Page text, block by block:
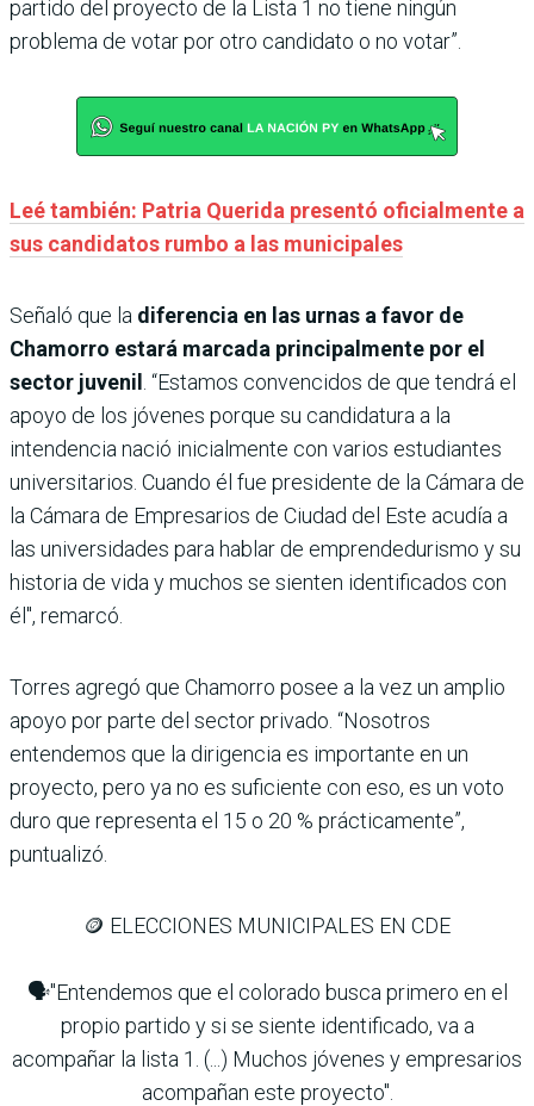
partido del proyecto de la Lista 1 no tiene ningún
problema de votar por otro candidato o no votar”.
Leé también: Patria Querida presentó oficialmente a
sus candidatos rumbo a las municipales
Señaló que la diferencia en las urnas a favor de
Chamorro estará marcada principalmente por el
sector juvenil . “Estamos convencidos de que tendrá el
apoyo de los jóvenes porque su candidatura a la
intendencia nació inicialmente con varios estudiantes
universitarios. Cuando él fue presidente de la Cámara de
la Cámara de Empresarios de Ciudad del Este acudía a
las universidades para hablar de emprendedurismo y su
historia de vida y muchos se sienten identificados con
él", remarcó.
Torres agregó que Chamorro posee a la vez un amplio
apoyo por parte del sector privado. “Nosotros
entendemos que la dirigencia es importante en un
proyecto, pero ya no es suficiente con eso, es un voto
duro que representa el 15 o 20 % prácticamente”,
puntualizó.
🪙 ELECCIONES MUNICIPALES EN CDE
🗣️"Entendemos que el colorado busca primero en el
propio partido y si se siente identificado, va a
acompañar la lista 1. (...) Muchos jóvenes y empresarios
acompañan este proyecto".